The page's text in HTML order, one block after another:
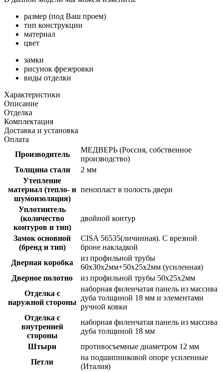
размер (под Ваш проем)
тип конструкции
материал
цвет
замки
рисунок фрезеровки
виды отделки
Характеристики
Описание
Отделка
Комплектация
Доставка и установка
Оплата
Производитель
МЕДВЕРЬ (Россия, собственное
производство)
Толщина стали
2 мм
Утепление
материал (тепло- и
шумоизоляция)
пенопласт в полость двери
Уплотнитель
(количество
контуров и тип)
двойной контур
Замок основной
(бренд и тип)
CISA 56535(личинная). С врезной
броне накладкой
Дверная коробка
из профильной трубы
60х30х2мм+50х25х2мм (усиленная)
Дверное полотно
из профильной трубы 50х25х2мм
Отделка с
наружной стороны
наборная филенчатая панель из массива
дуба толщиной 18 мм и элементами
ручной ковки
Отделка с
внутренней
стороны
наборная филенчатая панель из массива
дуба толщиной 18 мм
Штыри
противосъемные диаметром 12 мм
Петли
на подшипниковой опоре усиленные
(Италия)